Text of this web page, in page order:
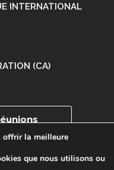
INTERNATIONAL
(CA)
offrir la meilleure
que nous utilisons ou